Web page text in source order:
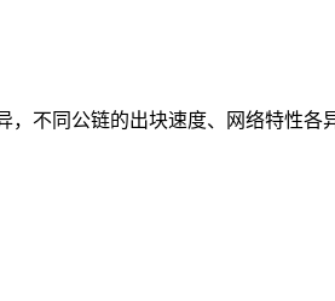
不同公链的出块速度、网络特性各